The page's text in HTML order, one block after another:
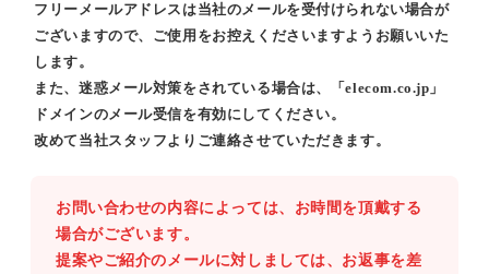
フリーメールアドレスは当社のメールを受付けられない場合が
ございますので、ご使用をお控えくださいますようお願いいた
します。
また、迷惑メール対策をされている場合は、「elecom.co.jp」
ドメインのメール受信を有効にしてください。
改めて当社スタッフよりご連絡させていただきます。
お問い合わせの内容によっては、お時間を頂戴する
場合がございます。
提案やご紹介のメールに対しましては、お返事を差